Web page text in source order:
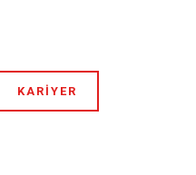
KARIYER